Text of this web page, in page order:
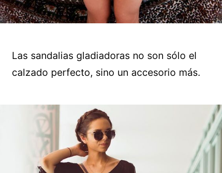
Las sandalias gladiadoras no son sólo el
calzado perfecto, sino un accesorio más.